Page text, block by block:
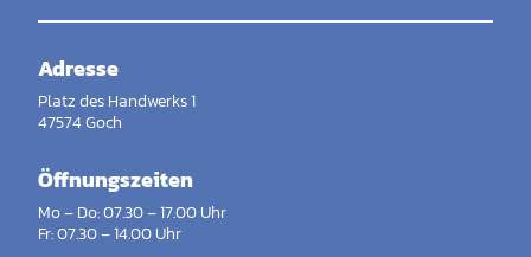
Adresse
Platz des Handwerks 1
47574 Goch
Öffnungszeiten
Mo – Do: 07.30 – 17.00 Uhr
Fr: 07.30 – 14.00 Uhr